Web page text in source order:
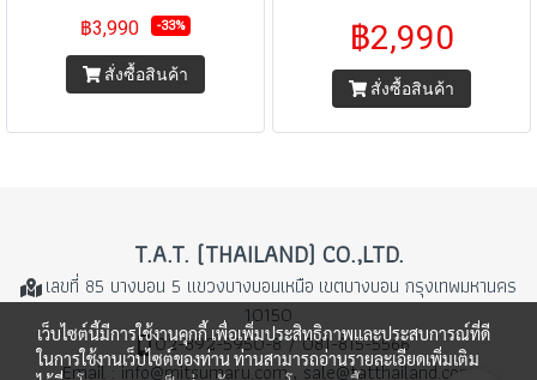
฿3,990 -33%
สั่งซื้อสินค้า
฿2,990
สั่งซื้อสินค้า
T.A.T. (THAILAND) CO.,LTD.
เลขที่ 85 บางบอน 5 แขวงบางบอนเหนือ เขตบางบอน กรุงเทพมหานคร
10150
02-892-5950-8 / 081-815-5566
Email : info@mitsumaru.com , sale@tatthailand.com
เว็บไซต์นี้มีการใช้งานคุกกี้ เพื่อเพิ่มประสิทธิภาพและประสบการณ์ที่ดี
ในการใช้งานเว็บไซต์ของท่าน ท่านสามารถอ่านรายละเอียดเพิ่มเติม